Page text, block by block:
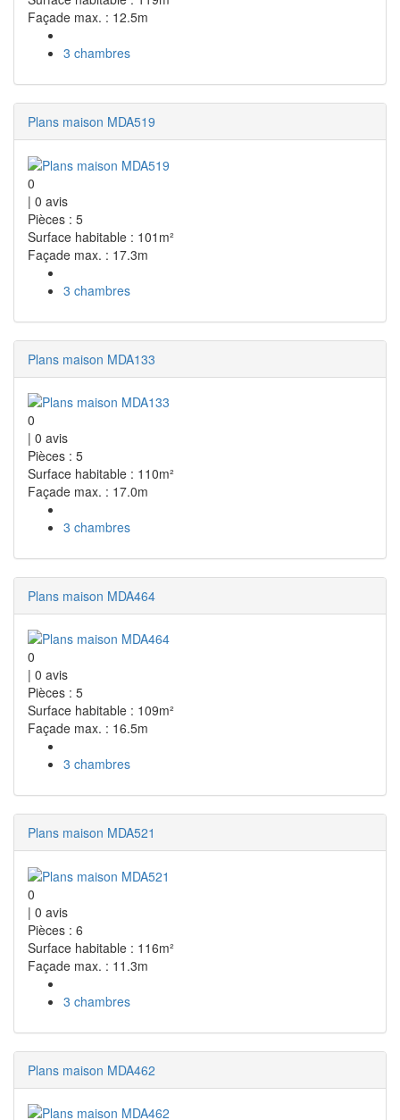
Façade max. : 12.5m
3 chambres
Plans maison MDA519
0
| 0 avis
Pièces : 5
Surface habitable : 101m²
Façade max. : 17.3m
3 chambres
Plans maison MDA133
0
| 0 avis
Pièces : 5
Surface habitable : 110m²
Façade max. : 17.0m
3 chambres
Plans maison MDA464
0
| 0 avis
Pièces : 5
Surface habitable : 109m²
Façade max. : 16.5m
3 chambres
Plans maison MDA521
0
| 0 avis
Pièces : 6
Surface habitable : 116m²
Façade max. : 11.3m
3 chambres
Plans maison MDA462